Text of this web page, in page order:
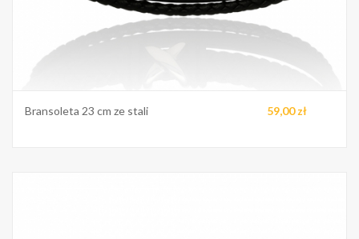
Bransoleta 23 cm ze stali 59,00 zł